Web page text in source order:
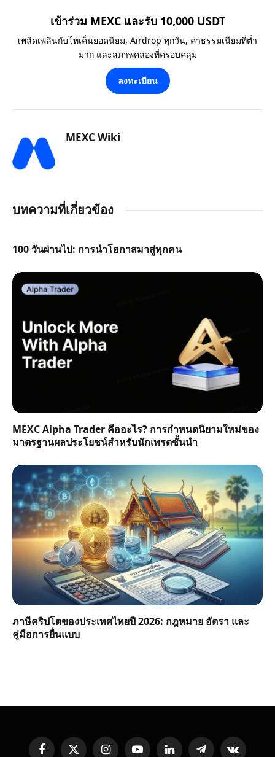
เข้าร่วม MEXC และรับ 10,000 USDT
เพลิดเพลินกับโทเค็นยอดนิยม, Airdrop ทุกวัน, ค่าธรรมเนียมที่ต่ำ
มาก และสภาพคล่องที่ครอบคลุม
ลงทะเบียน
MEXC Wiki
บทความที่เกี่ยวข้อง
100 วันผ่านไป: การนำโอกาสมาสู่ทุกคน
MEXC Alpha Trader คืออะไร? การกำหนดนิยามใหม่ของ
มาตรฐานผลประโยชน์สำหรับนักเทรดชั้นนำ
ภาษีคริปโตของประเทศไทยปี 2026: กฎหมาย อัตรา และ
คู่มือการยื่นแบบ
FacebookX InstagramYouTubeLinkedInTelegramVKontakte